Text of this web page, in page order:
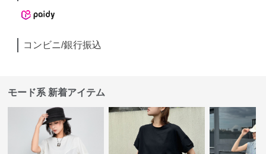
コンビニ/銀行振込
モード系 新着アイテム